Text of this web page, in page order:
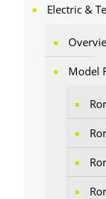
Electric &
Model